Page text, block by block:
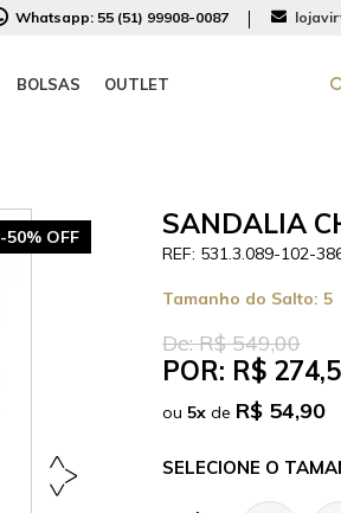
Whatsapp: 55 (51) 99908-0087
BOLSAS OUTLET
-50% OFF SANDALIA
531.3.089-102-
Tamanho do Salto: 5
De:R$ 549,00
POR: R$
ou5x de R$ 54,90